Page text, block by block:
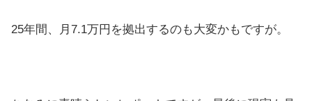
25年間、月7.1万円を拠出するのも大変かもですが。